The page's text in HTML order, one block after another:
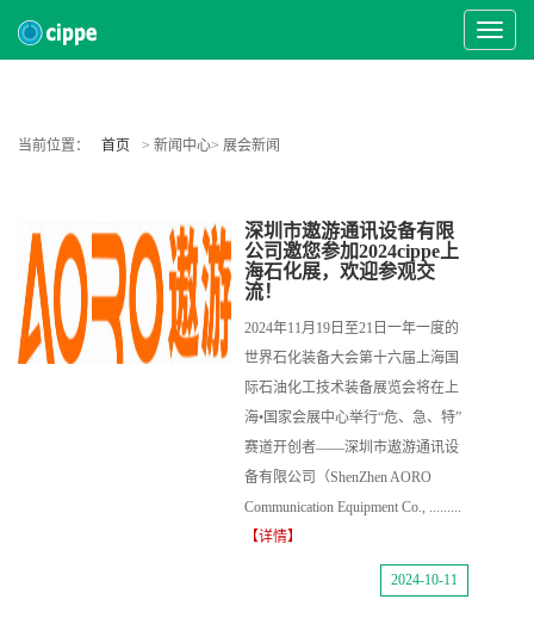
Toggle
当前位置： 首页 > 新闻中心> 展会新闻
深圳市遨游通讯设备有限
公司邀您参加2024cippe上
海石化展，欢迎参观交
流！
2024年11月19日至21日一年一度的
世界石化装备大会第十六届上海国
际石油化工技术装备展览会将在上
海•国家会展中心举行“危、急、特”
赛道开创者——深圳市遨游通讯设
备有限公司（ShenZhen AORO
Communication Equipment Co., .........
【详情】
2024-10-11